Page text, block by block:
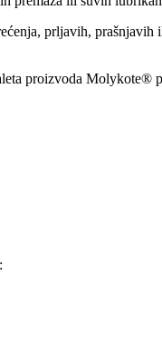
prljavih,
proizvoda Molykote®